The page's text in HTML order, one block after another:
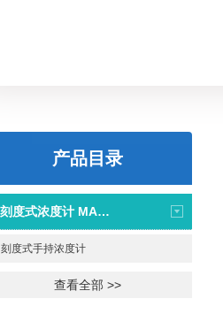
产品目录
刻度式浓度计 MASTER系列
刻度式手持浓度计
查看全部 >>